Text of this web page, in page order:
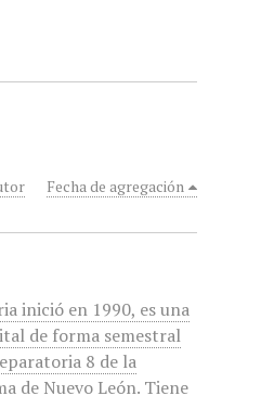
Fecha de agregación
inició en 1990, es una
de forma semestral
8 de la
de Nuevo León. Tiene